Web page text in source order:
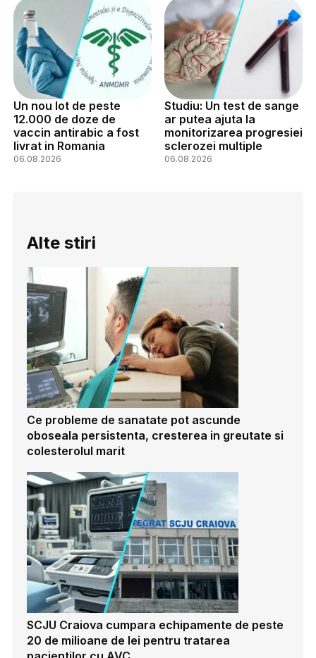
Un nou lot de peste
12.000 de doze de
vaccin antirabic a fost
livrat in Romania
06.08.2026
Studiu: Un test de sange
ar putea ajuta la
monitorizarea progresiei
sclerozei multiple
06.08.2026
Alte stiri
Ce probleme de sanatate pot ascunde
oboseala persistenta, cresterea in greutate si
colesterolul marit
SCJU Craiova cumpara echipamente de peste
20 de milioane de lei pentru tratarea